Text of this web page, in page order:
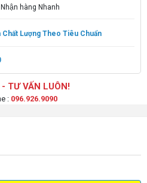
Nhận hàng Nhanh
Chất Lượng Theo Tiêu Chuẩn
- TƯ VẤN LUÔN!
: 096.926.9090